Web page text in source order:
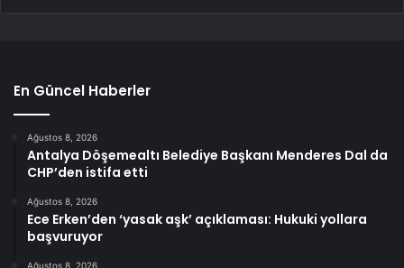
En Güncel Haberler
Ağustos 8, 2026
Antalya Döşemealtı Belediye Başkanı Menderes Dal da
CHP’den istifa etti
Ağustos 8, 2026
Ece Erken’den ‘yasak aşk’ açıklaması: Hukuki yollara
başvuruyor
Ağustos 8, 2026